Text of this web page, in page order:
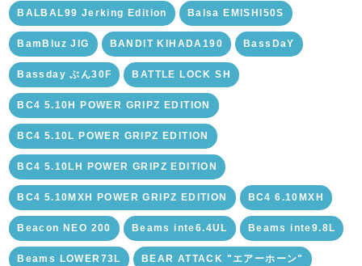
BALBAL99 Jerking Edition Balsa EMISHI50S
BamBluz JIG BANDIT KIHADA190 BassDaY
Bassday ぶん30F BATTLE LOCK SH
BC4 5.10H POWER GRIPZ EDITION
BC4 5.10L POWER GRIPZ EDITION
BC4 5.10LH POWER GRIPZ EDITION
BC4 5.10MXH POWER GRIPZ EDITION BC4 6.10MXH
Beacon NEO 200 Beams inte6.4UL Beams inte9.8L
Beams LOWER73L BEAR ATTACK "エアーホーン"